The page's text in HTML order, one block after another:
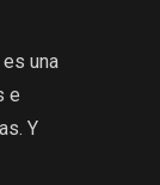
una
e
Y